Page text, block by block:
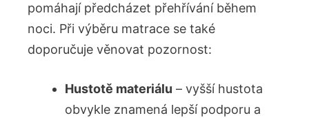
pomáhají předcházet přehřívání během
noci. Při výběru matrace se také
doporučuje věnovat pozornost:
Hustotě materiálu – vyšší hustota
obvykle znamená lepší podporu a